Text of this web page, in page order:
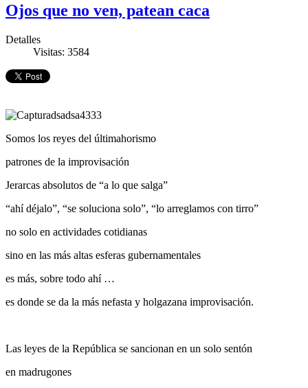
Ojos que no ven, patean caca
Detalles
Visitas: 3584
Somos los reyes del últimahorismo
patrones de la improvisación
Jerarcas absolutos de “a lo que salga”
“ahí déjalo”, “se soluciona solo”, “lo arreglamos con tirro”
no solo en actividades cotidianas
sino en las más altas esferas gubernamentales
es más, sobre todo ahí …
es donde se da la más nefasta y holgazana improvisación.
Las leyes de la República se sancionan en un solo sentón
en madrugones